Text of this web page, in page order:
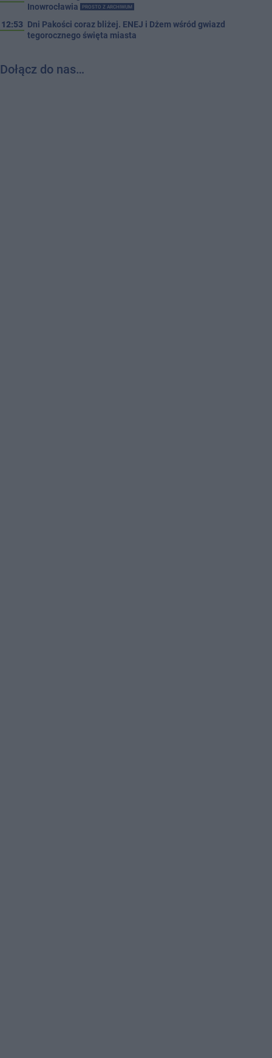
Inowrocławia
PROSTO Z ARCHIWUM
12:53 Dni Pakości coraz bliżej. ENEJ i Dżem wśród gwiazd
tegorocznego święta miasta
Dołącz do nas…